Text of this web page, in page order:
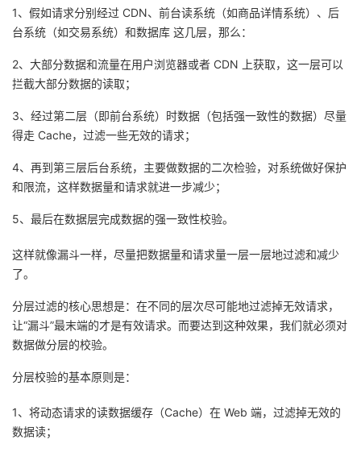
1、假如请求分别经过 CDN、前台读系统（如商品详情系统）、后
台系统（如交易系统）和数据库 这几层，那么：
2、大部分数据和流量在用户浏览器或者 CDN 上获取，这一层可以
拦截大部分数据的读取；
3、经过第二层（即前台系统）时数据（包括强一致性的数据）尽量
得走 Cache，过滤一些无效的请求；
4、再到第三层后台系统，主要做数据的二次检验，对系统做好保护
和限流，这样数据量和请求就进一步减少；
5、最后在数据层完成数据的强一致性校验。
这样就像漏斗一样，尽量把数据量和请求量一层一层地过滤和减少
了。
分层过滤的核心思想是：在不同的层次尽可能地过滤掉无效请求，
让“漏斗”最末端的才是有效请求。而要达到这种效果，我们就必须对
数据做分层的校验。
分层校验的基本原则是：
1、将动态请求的读数据缓存（Cache）在 Web 端，过滤掉无效的
数据读；